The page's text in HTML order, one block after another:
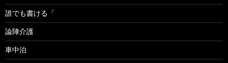
誰でも書ける「
論陣介護
車中泊